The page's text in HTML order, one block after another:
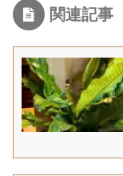
関連記事